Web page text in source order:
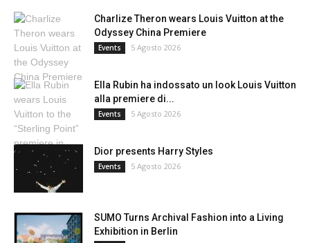
Charlize Theron wears Louis Vuitton at the
Odyssey China Premiere
Events 5 Agosto 2026
Ella Rubin ha indossato un look Louis Vuitton
alla premiere di...
Events 5 Agosto 2026
Dior presents Harry Styles
Events 5 Agosto 2026
SUMO Turns Archival Fashion into a Living
Exhibition in Berlin